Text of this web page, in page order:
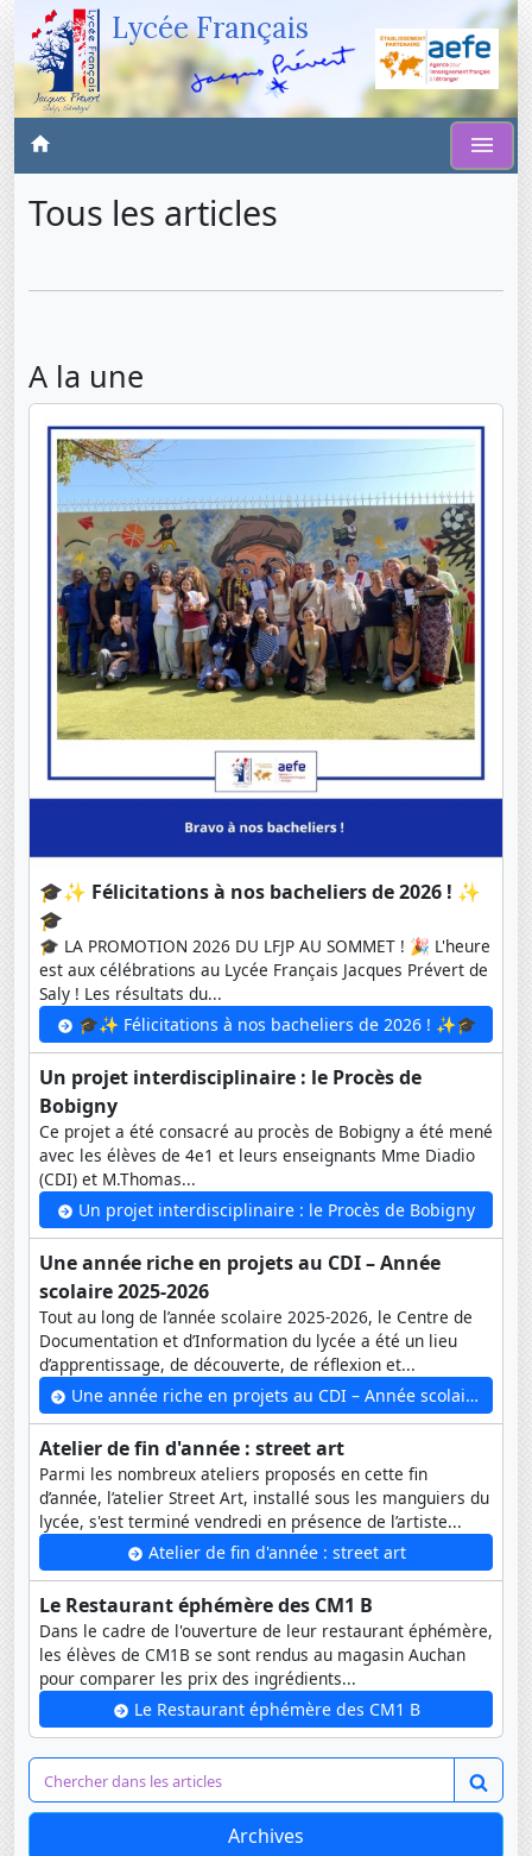
Lycée Français
A la une
🎓✨ Félicitations à nos bacheliers de 2026 ! ✨
🎓
🎓 LA PROMOTION 2026 DU LFJP AU SOMMET ! 🎉 L'heure
est aux célébrations au Lycée Français Jacques Prévert de
Saly ! Les résultats du...
🎓✨ Félicitations à nos bacheliers de 2026 ! ✨🎓
Un projet interdisciplinaire : le Procès de
Bobigny
Ce projet a été consacré au procès de Bobigny a été mené
avec les élèves de 4e1 et leurs enseignants Mme Diadio
(CDI) et M.Thomas...
Un projet interdisciplinaire : le Procès de Bobigny
Une année riche en projets au CDI – Année
scolaire 2025-2026
Tout au long de l’année scolaire 2025-2026, le Centre de
Documentation et d’Information du lycée a été un lieu
d’apprentissage, de découverte, de réflexion et...
Une année riche en projets au CDI – Année scolaire 2025-2026
Atelier de fin d'année : street art
Parmi les nombreux ateliers proposés en cette fin
d’année, l’atelier Street Art, installé sous les manguiers du
lycée, s'est terminé vendredi en présence de l’artiste...
Atelier de fin d'année : street art
Le Restaurant éphémère des CM1 B
Dans le cadre de l'ouverture de leur restaurant éphémère,
les élèves de CM1B se sont rendus au magasin Auchan
pour comparer les prix des ingrédients...
Le Restaurant éphémère des CM1 B
Archives
Tous les articles